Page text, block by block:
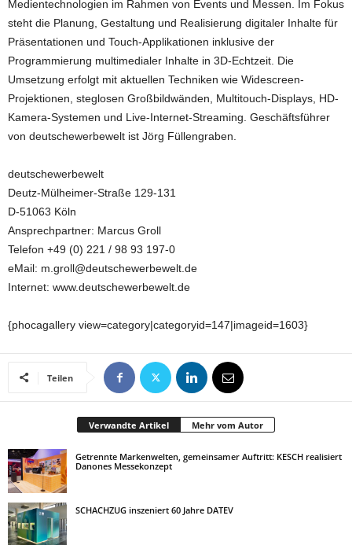
Medientechnologien im Rahmen von Events und Messen. Im Fokus
steht die Planung, Gestaltung und Realisierung digitaler Inhalte für
Präsentationen und Touch-Applikationen inklusive der
Programmierung multimedialer Inhalte in 3D-Echtzeit. Die
Umsetzung erfolgt mit aktuellen Techniken wie Widescreen-
Projektionen, steglosen Großbildwänden, Multitouch-Displays, HD-
Kamera-Systemen und Live-Internet-Streaming. Geschäftsführer
von deutschewerbewelt ist Jörg Füllengraben.
deutschewerbewelt
Deutz-Mülheimer-Straße 129-131
D-51063 Köln
Ansprechpartner: Marcus Groll
Telefon +49 (0) 221 / 98 93 197-0
eMail: m.groll@deutschewerbewelt.de
Internet: www.deutschewerbewelt.de
{phocagallery view=category|categoryid=147|imageid=1603}
Teilen
Verwandte Artikel Mehr vom Autor
Getrennte Markenwelten, gemeinsamer Auftritt: KESCH realisiert
Danones Messekonzept
SCHACHZUG inszeniert 60 Jahre DATEV